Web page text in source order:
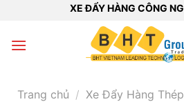
nội
XE ĐẨY HÀNG CÔNG
Trang chủ / Xe Đẩy Hàng Thép